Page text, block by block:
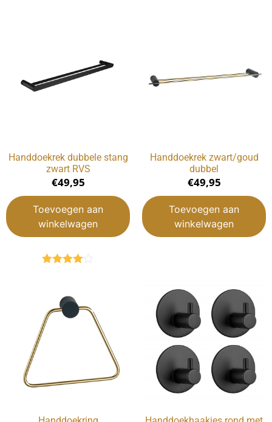
Handdoekrek dubbele stang
zwart RVS
€49,95
Toevoegen aan
winkelwagen
Handdoekrek zwart/goud
dubbel
€49,95
Toevoegen aan
winkelwagen